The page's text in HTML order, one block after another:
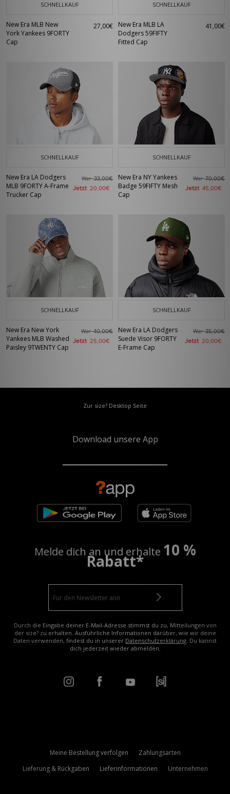
SCHNELLKAUF
New Era MLB New
York Yankees 9FORTY
Cap
27,00€
SCHNELLKAUF
New Era MLB LA
Dodgers 59FIFTY
Fitted Cap
41,00€
SCHNELLKAUF
New Era LA Dodgers
MLB 9FORTY A-Frame
Trucker Cap
War33,00€
Jetzt 20,00€
SCHNELLKAUF
New Era NY Yankees
Badge 59FIFTY Mesh
Cap
War70,00€
Jetzt 45,00€
SCHNELLKAUF
New Era New York
Yankees MLB Washed
Paisley 9TWENTY Cap
War40,00€
Jetzt 25,00€
SCHNELLKAUF
New Era LA Dodgers
Suede Visor 9FORTY
E-Frame Cap
War35,00€
Jetzt 20,00€
Zur size? Desktop Seite
Download unsere App
Melde dich an und erhalte 10 %
Rabatt*
Durch die Eingabe deiner E-Mail-Adresse stimmst du zu, Mitteilungen von
der size? zu erhalten. Ausführliche Informationen darüber, wie wir deine
Daten verwenden, findest du in unserer Datenschutzerklärung. Du kannst
dich jederzeit wieder abmelden.
Meine Bestellung verfolgen
Zahlungsarten
Lieferung & Rückgaben
Lieferinformationen Unternehmen